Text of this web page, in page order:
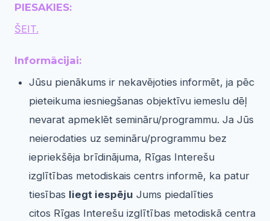
PIESAKIES:
ŠEIT.
Informācijai:
Jūsu pienākums ir nekavējoties informēt, ja pēc
pieteikuma iesniegšanas objektīvu iemeslu dēļ
nevarat apmeklēt semināru/programmu. Ja Jūs
neierodaties uz semināru/programmu bez
iepriekšēja brīdinājuma, Rīgas Interešu
izglītības metodiskais centrs informē, ka patur
tiesības liegt iespēju Jums piedalīties
citos Rīgas Interešu izglītības metodiskā centra